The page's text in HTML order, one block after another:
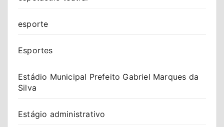
esporte
Esportes
Estádio Municipal Prefeito Gabriel Marques da
Silva
Estágio administrativo